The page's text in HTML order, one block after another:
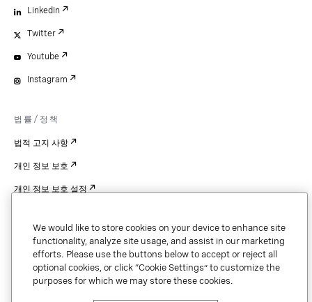
LinkedIn
Twitter
Youtube
Instagram
법률/정책
법적 고지 사항
개인 정보 보호
개인 정보 보호 설정
저작권
보안 및 신뢰
We would like to store cookies on your device to enhance site
functionality, analyze site usage, and assist in our marketing
efforts. Please use the buttons below to accept or reject all
optional cookies, or click “Cookie Settings” to customize the
purposes for which we may store these cookies.